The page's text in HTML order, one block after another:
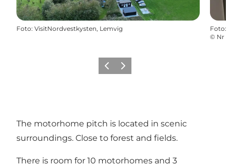
Foto: VisitNordvestkysten, Lemvig Foto:
© Nr
Precedente
Avanti
The motorhome pitch is located in scenic
surroundings. Close to forest and fields.
There is room for 10 motorhomes and 3